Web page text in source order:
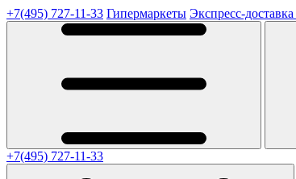
+7(495) 727-11-33 Гипермаркеты Экспресс-доставка
+7(495) 727-11-33